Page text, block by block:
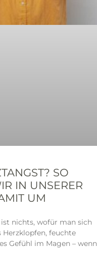
SO
IN UNSERER
UM
nichts, wofür man sich
Herzklopfen, feuchte
Gefühl im Magen – wenn